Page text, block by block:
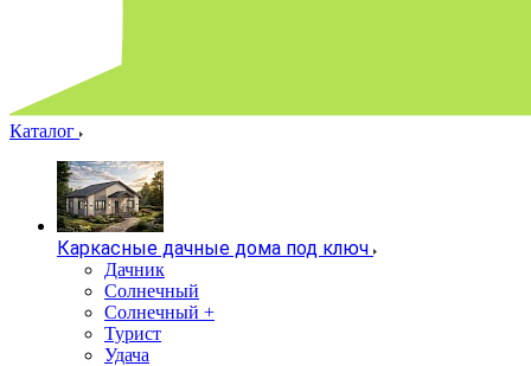
Каталог
Каркасные дачные дома под ключ
Дачник
Солнечный
Солнечный +
Турист
Удача